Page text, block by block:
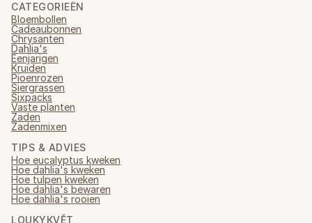
CATEGORIEËN
Bloembollen
Cadeaubonnen
Chrysanten
Dahlia's
Eenjarigen
Kruiden
Pioenrozen
Siergrassen
Sixpacks
Vaste planten
Zaden
Zadenmixen
TIPS & ADVIES
Hoe eucalyptus kweken
Hoe dahlia's kweken
Hoe tulpen kweken
Hoe dahlia's bewaren
Hoe dahlia's rooien
LOUKYKVĚT